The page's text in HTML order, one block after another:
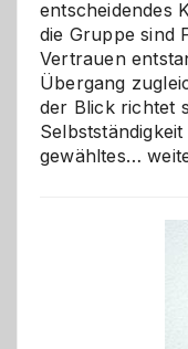
entscheidendes
die Gruppe sind
Vertrauen
Übergang
der Blick richtet
gewähltes…